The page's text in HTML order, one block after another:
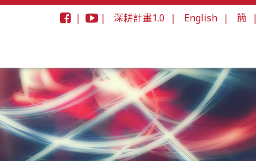
| | 深耕計畫1.0 | English | 簡 |